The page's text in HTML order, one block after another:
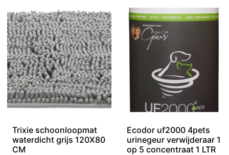
Trixie schoonloopmat
waterdicht grijs 120X80
CM
Ecodor uf2000 4pets
urinegeur verwijderaar 1
op 5 concentraat 1 LTR